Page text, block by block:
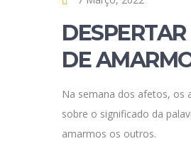
DE
Na semana dos afetos, os
sobre o significado da
amarmos os outros.